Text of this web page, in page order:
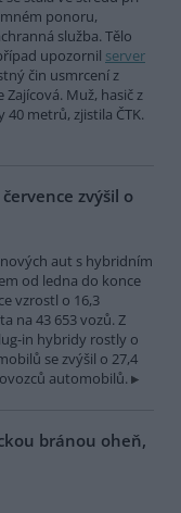
ponoru,
služba. Tělo
upozornil server
čin usmrcení z
Muž, hasič z
metrů, zjistila ČTK.
zvýšil o
aut s hybridním
od ledna do konce
vzrostl o 16,3
na 43 653 vozů. Z
in hybridy rostly o
se zvýšil o 27,4
automobilů.
bránou oheň,